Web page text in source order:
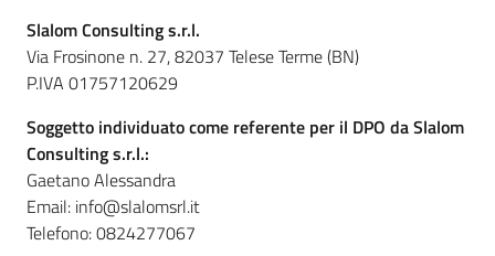
Amministrazione
Trasparente
Tutti
gli
Slalom Consulting s.r.l.
Via Frosinone n. 27, 82037 Telese Terme (BN)
P.IVA 01757120629
Soggetto individuato come referente per il DPO da Slalom
Consulting s.r.l.:
Gaetano Alessandra
Email: info@slalomsrl.it
Telefono: 0824277067